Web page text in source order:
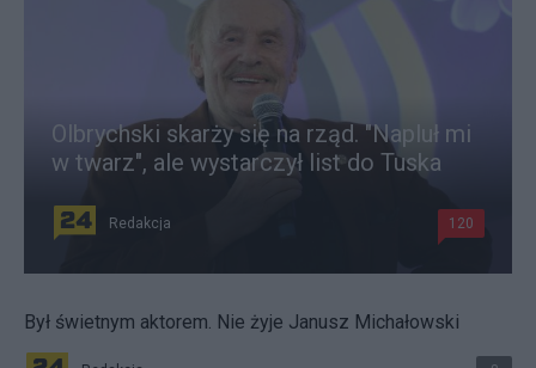
Olbrychski skarży się na rząd. "Napluł mi
w twarz", ale wystarczył list do Tuska
Redakcja 120
Był świetnym aktorem. Nie żyje Janusz Michałowski